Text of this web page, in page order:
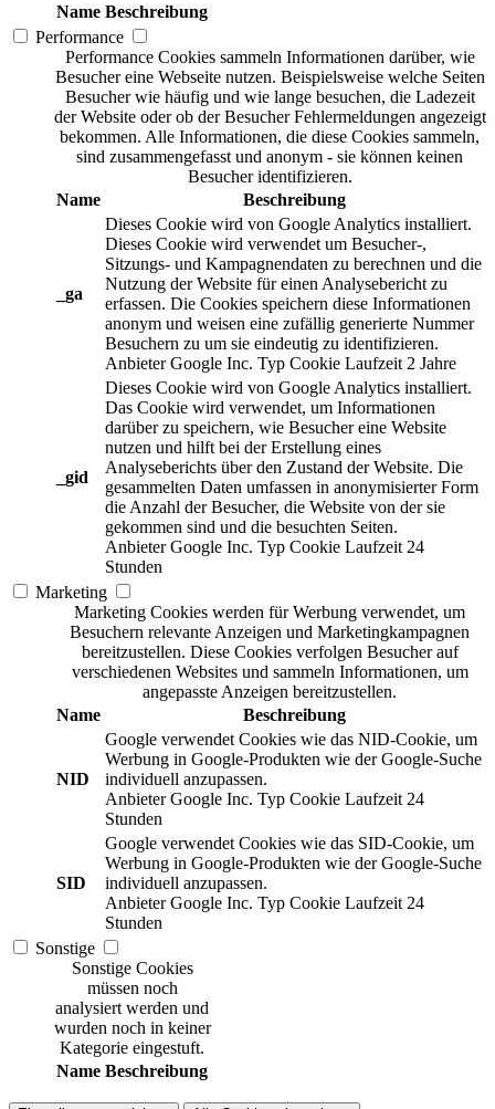
Name Beschreibung
Performance
Performance Cookies sammeln Informationen darüber, wie
Besucher eine Webseite nutzen. Beispielsweise welche Seiten
Besucher wie häufig und wie lange besuchen, die Ladezeit
der Website oder ob der Besucher Fehlermeldungen angezeigt
bekommen. Alle Informationen, die diese Cookies sammeln,
sind zusammengefasst und anonym - sie können keinen
Besucher identifizieren.
Name
Beschreibung
_ga
Dieses Cookie wird von Google Analytics installiert.
Dieses Cookie wird verwendet um Besucher-,
Sitzungs- und Kampagnendaten zu berechnen und die
Nutzung der Website für einen Analysebericht zu
erfassen. Die Cookies speichern diese Informationen
anonym und weisen eine zufällig generierte Nummer
Besuchern zu um sie eindeutig zu identifizieren.
Anbieter Google Inc. Typ Cookie Laufzeit 2 Jahre
_gid
Dieses Cookie wird von Google Analytics installiert.
Das Cookie wird verwendet, um Informationen
darüber zu speichern, wie Besucher eine Website
nutzen und hilft bei der Erstellung eines
Analyseberichts über den Zustand der Website. Die
gesammelten Daten umfassen in anonymisierter Form
die Anzahl der Besucher, die Website von der sie
gekommen sind und die besuchten Seiten.
Anbieter Google Inc. Typ Cookie Laufzeit 24
Stunden
Marketing
Marketing Cookies werden für Werbung verwendet, um
Besuchern relevante Anzeigen und Marketingkampagnen
bereitzustellen. Diese Cookies verfolgen Besucher auf
verschiedenen Websites und sammeln Informationen, um
angepasste Anzeigen bereitzustellen.
Name
Beschreibung
NID
Google verwendet Cookies wie das NID-Cookie, um
Werbung in Google-Produkten wie der Google-Suche
individuell anzupassen.
Anbieter Google Inc. Typ Cookie Laufzeit 24
Stunden
SID
Google verwendet Cookies wie das SID-Cookie, um
Werbung in Google-Produkten wie der Google-Suche
individuell anzupassen.
Anbieter Google Inc. Typ Cookie Laufzeit 24
Stunden
Sonstige
Sonstige Cookies
müssen noch
analysiert werden und
wurden noch in keiner
Kategorie eingestuft.
Name Beschreibung